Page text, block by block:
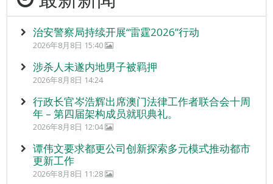
治安警察局持续开展“雷霆2026”行动
2026年8月8日 15:40
涉杀人未遂内地男子被羁押
2026年8月8日 14:24
行政长官岑浩辉出席澳门法律工作者联合会十周
年 – 第四届架构成员就职典礼。
2026年8月8日 12:04
谭伟文要求都更公司创新探索多元模式推动都市
更新工作
2026年8月8日 11:28